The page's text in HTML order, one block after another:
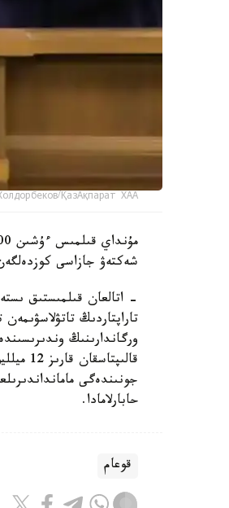
ҚазАқпарат ХАА
شەكتەۋ جازاسى
حابارلامادا.
قوعام